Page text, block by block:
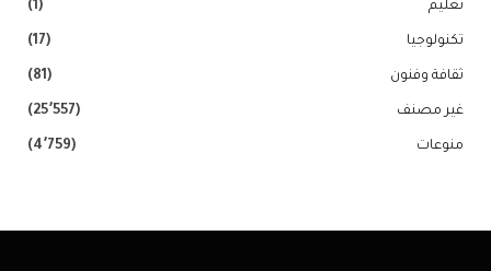
تعليم (1)
تكنولوجيا (17)
ثقافة وفنون (81)
غير مصنف (25٬557)
منوعات (4٬759)